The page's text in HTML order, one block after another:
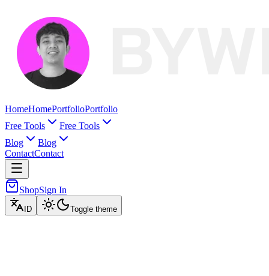
HomeHomePortfolioPortfolio
Free Tools
Free Tools
Blog
Blog
ContactContact
ShopSign In
ID Toggle theme